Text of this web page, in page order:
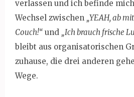
verlassen und ich befinde
Wechsel zwischen „YEAH, ab
Couch!“ und „Ich brauch frische
bleibt aus organisatorischen
zuhause, die drei anderen
Wege.